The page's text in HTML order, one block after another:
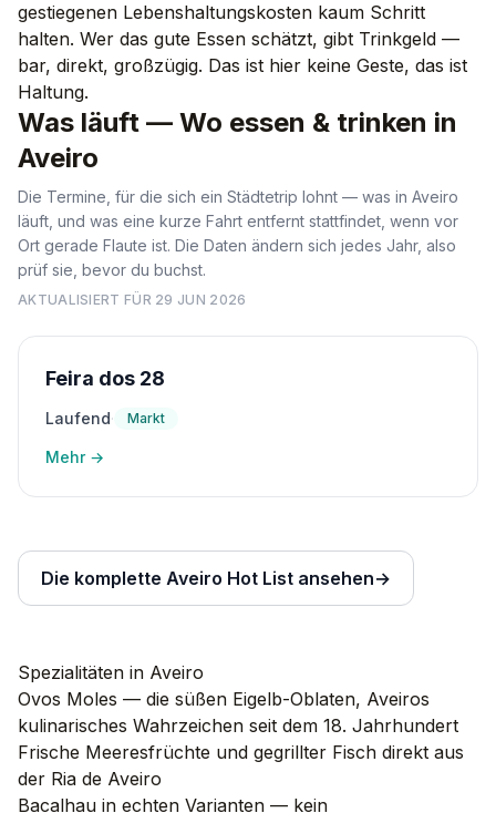
gestiegenen Lebenshaltungskosten kaum Schritt
halten. Wer das gute Essen schätzt, gibt Trinkgeld —
bar, direkt, großzügig. Das ist hier keine Geste, das ist
Haltung.
Was läuft — Wo essen & trinken in
Aveiro
Die Termine, für die sich ein Städtetrip lohnt — was in Aveiro
läuft, und was eine kurze Fahrt entfernt stattfindet, wenn vor
Ort gerade Flaute ist. Die Daten ändern sich jedes Jahr, also
prüf sie, bevor du buchst.
AKTUALISIERT FÜR 29 JUN 2026
Feira dos 28
Laufend· Markt
Mehr →
Die komplette Aveiro Hot List ansehen→
Spezialitäten in Aveiro
Ovos Moles — die süßen Eigelb-Oblaten, Aveiros
kulinarisches Wahrzeichen seit dem 18. Jahrhundert
Frische Meeresfrüchte und gegrillter Fisch direkt aus
der Ria de Aveiro
Bacalhau in echten Varianten — kein